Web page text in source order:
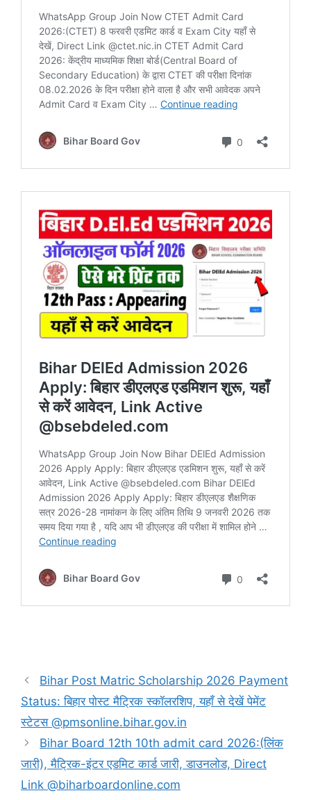
Bihar Post Matric Scholarship 2026 Payment
Status: बिहार पोस्ट मैट्रिक स्कॉलरशिप, यहाँ से देखें पेमेंट
स्टेटस @pmsonline.bihar.gov.in
Bihar Board 12th 10th admit card 2026:(लिंक
जारी), मैट्रिक-इंटर एडमिट कार्ड जारी, डाउनलोड, Direct
Link @biharboardonline.com